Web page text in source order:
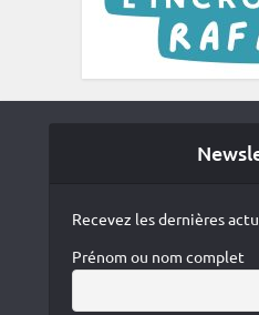
Recevez les dernières
Prénom ou nom complet